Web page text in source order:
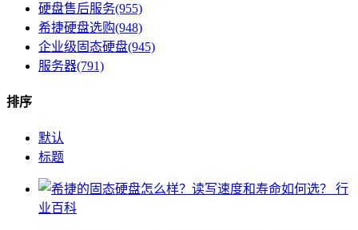
硬盘售后服务(955)
希捷硬盘选购(948)
企业级固态硬盘(945)
服务器(791)
排序
默认
标题
行
业百科